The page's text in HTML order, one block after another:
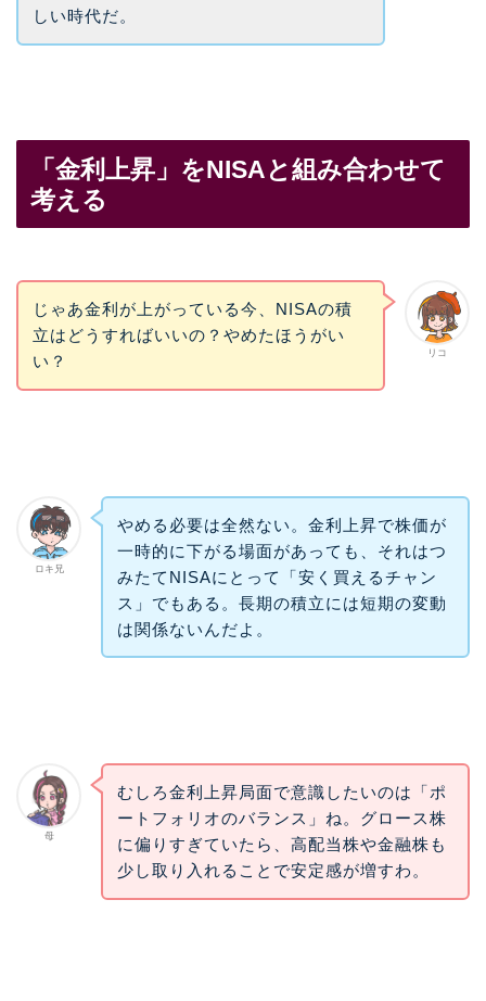
しい時代だ。
「金利上昇」をNISAと組み合わせて
考える
リコ
じゃあ金利が上がっている今、NISAの積
立はどうすればいいの？やめたほうがい
い？
ロキ兄
やめる必要は全然ない。金利上昇で株価が
一時的に下がる場面があっても、それはつ
みたてNISAにとって「安く買えるチャン
ス」でもある。長期の積立には短期の変動
は関係ないんだよ。
母
むしろ金利上昇局面で意識したいのは「ポ
ートフォリオのバランス」ね。グロース株
に偏りすぎていたら、高配当株や金融株も
少し取り入れることで安定感が増すわ。